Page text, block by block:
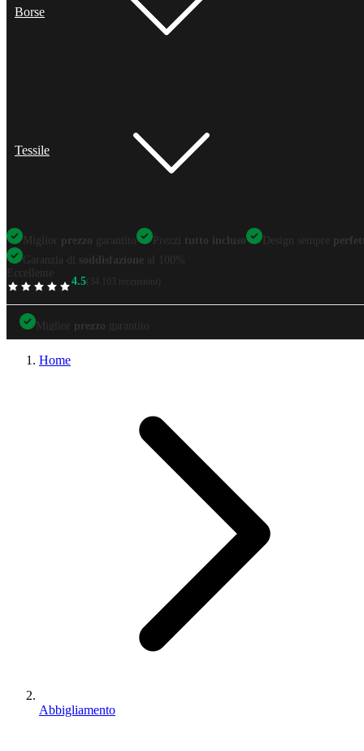
Borse
Tessile
Miglior prezzo garantito Prezzi tutto incluso Design sempre
Garanzia di soddisfazione al 100%
Eccellente
TrustScore
4.5 (34.103 recensioni)
Miglior
Prezzi tutto incluso
Garanzia di
Miglior prezzo garantito
Home
Abbigliamento